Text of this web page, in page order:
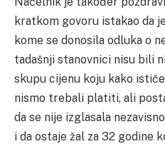
kratkom govoru istakao da
kome se donosila odluka o
tadašnji stanovnici nisu bili
skupu cijenu koju kako
nismo trebali platiti, ali
da se nije izglasala
i da ostaje žal za 32 godine